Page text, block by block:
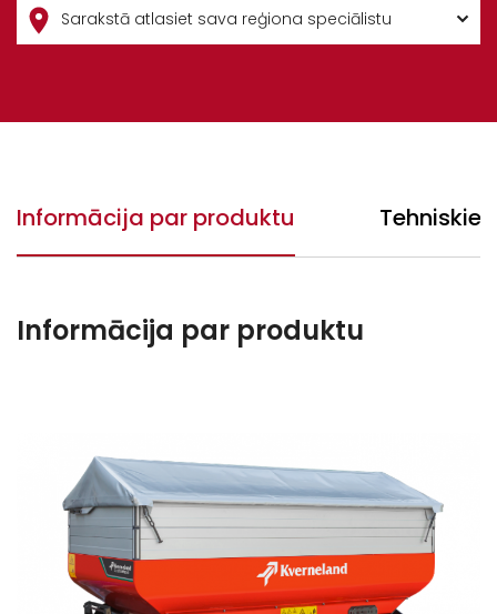
Informācija par produktu Tehniskie
Informācija par produktu